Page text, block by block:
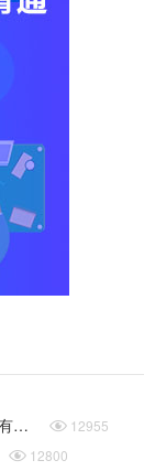
外卖行业都已经火了这么多年了，跑腿行业还有前景吗  12955
 12800